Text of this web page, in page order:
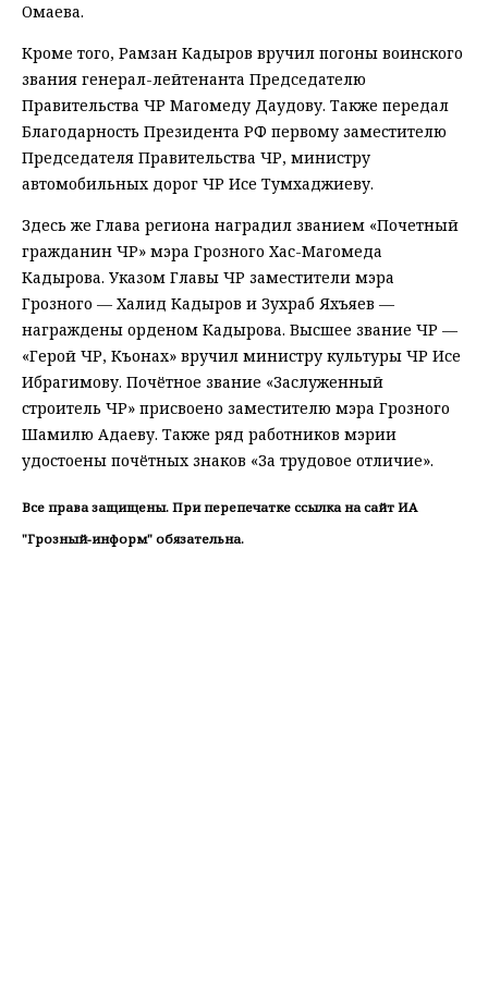
Омаева.
Кроме того, Рамзан Кадыров вручил погоны воинского
звания генерал-лейтенанта Председателю
Правительства ЧР Магомеду Даудову. Также передал
Благодарность Президента РФ первому заместителю
Председателя Правительства ЧР, министру
автомобильных дорог ЧР Исе Тумхаджиеву.
Здесь же Глава региона наградил званием «Почетный
гражданин ЧР» мэра Грозного Хас-Магомеда
Кадырова. Указом Главы ЧР заместители мэра
Грозного — Халид Кадыров и Зухраб Яхъяев —
награждены орденом Кадырова. Высшее звание ЧР —
«Герой ЧР, Къонах» вручил министру культуры ЧР Исе
Ибрагимову. Почётное звание «Заслуженный
строитель ЧР» присвоено заместителю мэра Грозного
Шамилю Адаеву. Также ряд работников мэрии
удостоены почётных знаков «За трудовое отличие».
Все права защищены. При перепечатке ссылка на сайт ИА
"Грозный-информ" обязательна.